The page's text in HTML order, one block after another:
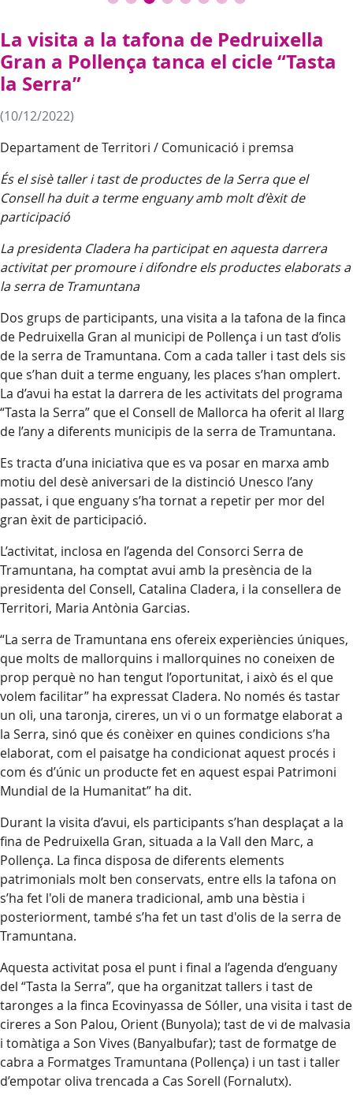
La visita a la tafona de Pedruixella
Gran a Pollença tanca el cicle “Tasta
la Serra”
(10/12/2022)
Departament de Territori / Comunicació i premsa
És el sisè taller i tast de productes de la Serra que el
Consell ha duit a terme enguany amb molt d’èxit de
participació
La presidenta Cladera ha participat en aquesta darrera
activitat per promoure i difondre els productes elaborats a
la serra de Tramuntana
Dos grups de participants, una visita a la tafona de la finca
de Pedruixella Gran al municipi de Pollença i un tast d’olis
de la serra de Tramuntana. Com a cada taller i tast dels sis
que s’han duit a terme enguany, les places s’han omplert.
La d’avui ha estat la darrera de les activitats del programa
“Tasta la Serra” que el Consell de Mallorca ha oferit al llarg
de l’any a diferents municipis de la serra de Tramuntana.
Es tracta d’una iniciativa que es va posar en marxa amb
motiu del desè aniversari de la distinció Unesco l’any
passat, i que enguany s’ha tornat a repetir per mor del
gran èxit de participació.
L’activitat, inclosa en l’agenda del Consorci Serra de
Tramuntana, ha comptat avui amb la presència de la
presidenta del Consell, Catalina Cladera, i la consellera de
Territori, Maria Antònia Garcias.
“La serra de Tramuntana ens ofereix experiències úniques,
que molts de mallorquins i mallorquines no coneixen de
prop perquè no han tengut l’oportunitat, i això és el que
volem facilitar” ha expressat Cladera. No només és tastar
un oli, una taronja, cireres, un vi o un formatge elaborat a
la Serra, sinó que és conèixer en quines condicions s’ha
elaborat, com el paisatge ha condicionat aquest procés i
com és d’únic un producte fet en aquest espai Patrimoni
Mundial de la Humanitat” ha dit.
Durant la visita d’avui, els participants s’han desplaçat a la
fina de Pedruixella Gran, situada a la Vall den Marc, a
Pollença. La finca disposa de diferents elements
patrimonials molt ben conservats, entre ells la tafona on
s’ha fet l'oli de manera tradicional, amb una bèstia i
posteriorment, també s’ha fet un tast d'olis de la serra de
Tramuntana.
Aquesta activitat posa el punt i final a l’agenda d’enguany
del “Tasta la Serra”, que ha organitzat tallers i tast de
taronges a la finca Ecovinyassa de Sóller, una visita i tast de
cireres a Son Palou, Orient (Bunyola); tast de vi de malvasia
i tomàtiga a Son Vives (Banyalbufar); tast de formatge de
cabra a Formatges Tramuntana (Pollença) i un tast i taller
d’empotar oliva trencada a Cas Sorell (Fornalutx).